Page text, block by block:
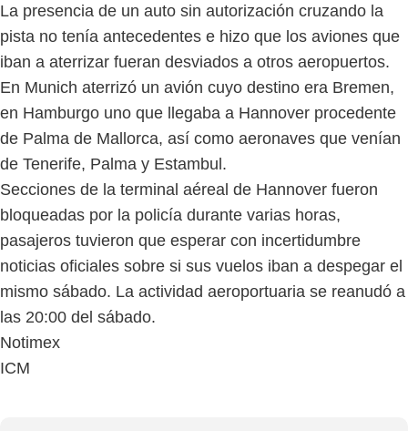
La presencia de un auto sin autorización cruzando la
pista no tenía antecedentes e hizo que los aviones que
iban a aterrizar fueran desviados a otros aeropuertos.
En Munich aterrizó un avión cuyo destino era Bremen,
en Hamburgo uno que llegaba a Hannover procedente
de Palma de Mallorca, así como aeronaves que venían
de Tenerife, Palma y Estambul.
Secciones de la terminal aéreal de Hannover fueron
bloqueadas por la policía durante varias horas,
pasajeros tuvieron que esperar con incertidumbre
noticias oficiales sobre si sus vuelos iban a despegar el
mismo sábado. La actividad aeroportuaria se reanudó a
las 20:00 del sábado.
Notimex
ICM